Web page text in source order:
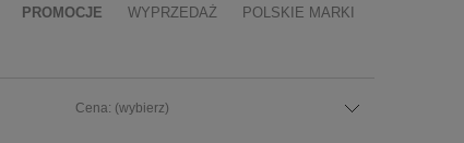
PROMOCJE WYPRZEDAŻ POLSKIE MARKI
Cena: (wybierz)